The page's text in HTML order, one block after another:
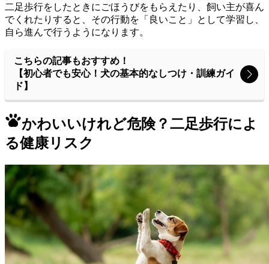
二足歩行をしたときにごほうびをもらえたり、飼い主が喜ん
でくれたりすると、その行動を「良いこと」として学習し、
自ら進んで行うようになります。
こちらの記事もおすすめ！
【初心者でも安心！犬の基本的なしつけ・訓練ガイ
ド】
かわいいけれど危険？二足歩行によ
る健康リスク